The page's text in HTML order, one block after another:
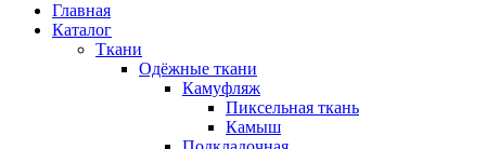
Главная
Каталог
Ткани
Одёжные ткани
Камуфляж
Пиксельная ткань
Камыш